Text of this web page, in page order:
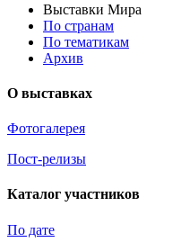
Выставки Мира
По странам
По тематикам
Архив
О выставках
Фотогалерея
Пост-релизы
Каталог участников
По дате